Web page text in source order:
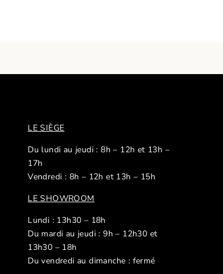
LE SIÈGE
Du lundi au jeudi : 8h – 12h et 13h –
17h
Vendredi : 8h – 12h et 13h – 15h
LE SHOWROOM
Lundi : 13h30 – 18h
Du mardi au jeudi : 9h – 12h30 et
13h30 – 18h
Du vendredi au dimanche : fermé